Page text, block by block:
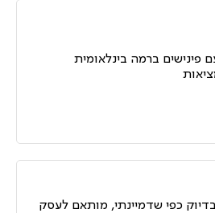
פינישים ברמה בינלאומית
כפי שדמיינתי, מותאם לעסק